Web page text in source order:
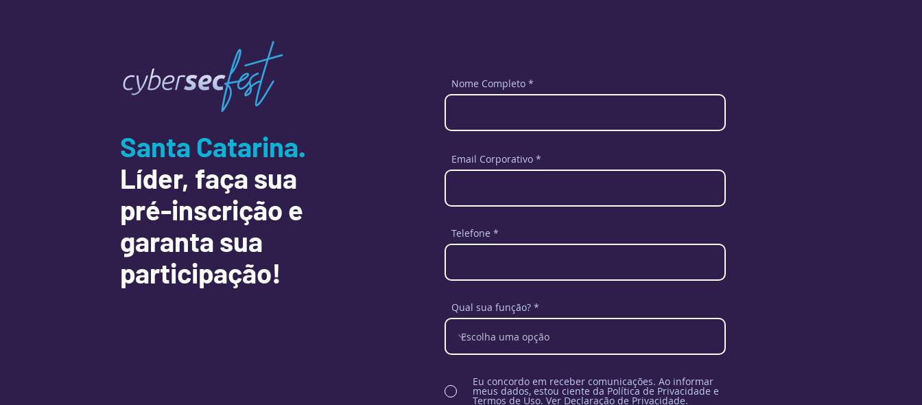
Santa Catarina.
Líder, faça sua
pré-inscrição e
garanta sua
participação!
Nome Completo
Email Corporativo
Telefone
Qual sua função?
Eu concordo em receber comunicações. Ao informar
meus dados, estou ciente da Política de Privacidade e
Termos de Uso. Ver Declaração de Privacidade.